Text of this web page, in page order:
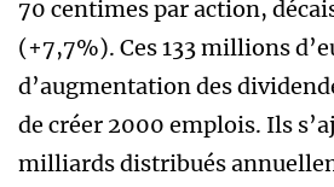
70 centimes par action,
(+7,7%). Ces 133 millions
d’augmentation des
de créer 2000 emplois. Ils
milliards distribués